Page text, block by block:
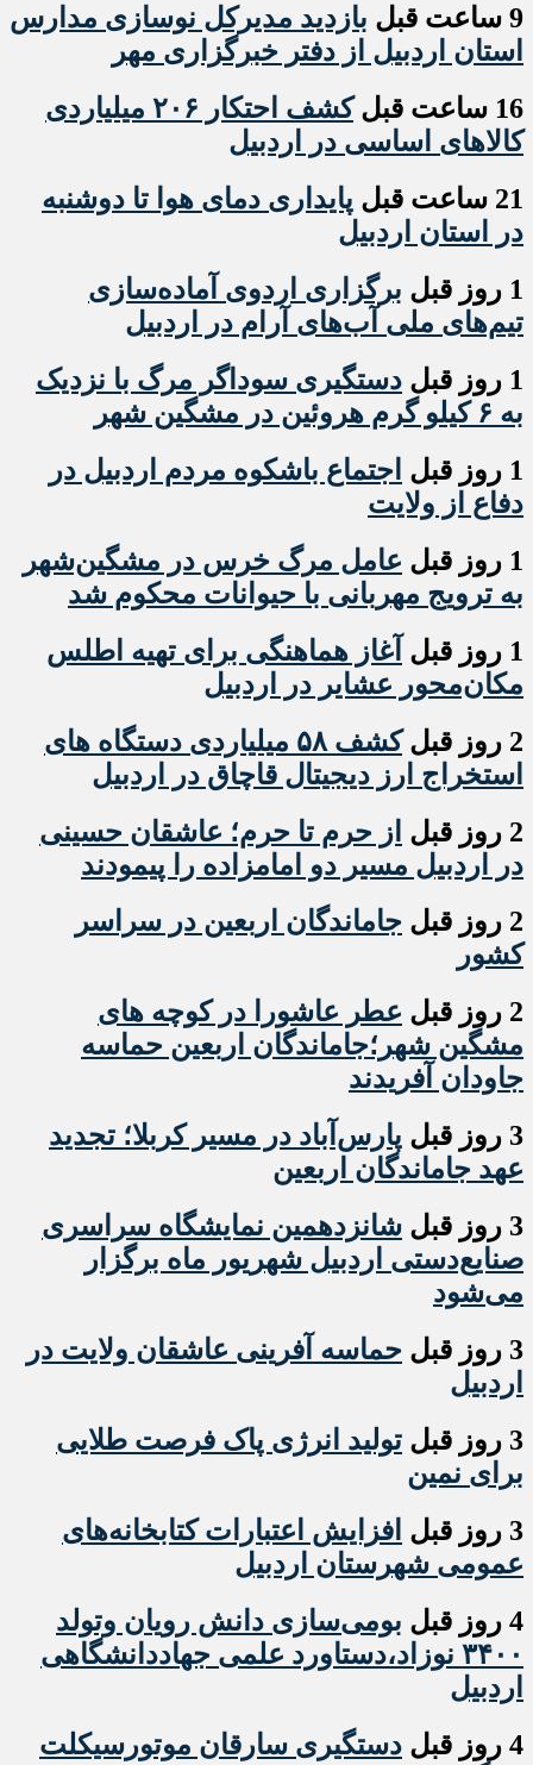
9 ساعت قبل
بازدید مدیرکل نوسازی مدارس
استان اردبیل از دفتر خبرگزاری مهر
16 ساعت قبل
کشف احتکار ۲۰۶ میلیاردی
کالاهای اساسی در اردبیل
21 ساعت قبل
پایداری دمای هوا تا دوشنبه
در استان اردبیل
1 روز قبل
برگزاری اردوی آماده‌سازی
تیم‌های ملی آب‌های آرام در اردبیل
1 روز قبل
دستگیری سوداگر مرگ با نزدیک
به ۶ کیلو گرم هروئین در مشگین شهر
1 روز قبل
اجتماع باشکوه مردم اردبیل در
دفاع از ولایت
1 روز قبل
عامل مرگ خرس در مشگین‌شهر
به ترویج مهربانی با حیوانات محکوم شد
1 روز قبل
آغاز هماهنگی برای تهیه اطلس
مکان‌محور عشایر در اردبیل
2 روز قبل
کشف ۵۸ میلیاردی دستگاه های
استخراج ارز دیجیتال قاچاق در اردبیل
2 روز قبل
از حرم تا حرم؛ عاشقان حسینی
در اردبیل مسیر دو امامزاده را پیمودند
2 روز قبل
جاماندگان اربعین در سراسر
کشور
2 روز قبل
عطر عاشورا در کوچه های
مشگین شهر؛جاماندگان اربعین حماسه
جاودان آفریدند
3 روز قبل
پارس‌آباد در مسیر کربلا؛ تجدید
عهد جاماندگان اربعین
3 روز قبل
شانزدهمین نمایشگاه سراسری
صنایع‌دستی اردبیل شهریور ماه برگزار
می‌شود
3 روز قبل
حماسه آفرینی عاشقان ولایت در
اردبیل
3 روز قبل
تولید انرژی پاک فرصت طلایی
برای نمین
3 روز قبل
افزایش اعتبارات کتابخانه‌های
عمومی شهرستان اردبیل
4 روز قبل
بومی‌سازی دانش رویان وتولد
۳۴۰۰ نوزاد،دستاورد علمی جهاددانشگاهی
اردبیل
4 روز قبل
دستگیری سارقان موتورسیکلت